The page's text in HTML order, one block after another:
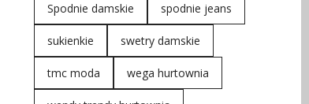
Spodnie damskie spodnie jeans
sukienkie swetry damskie
tmc moda wega hurtownia